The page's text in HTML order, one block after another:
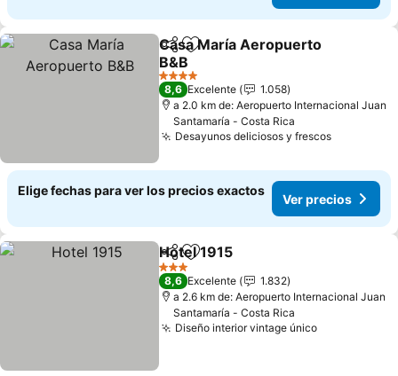
CompartirAgregar a favoritos
Casa María Aeropuerto
B&B
Ver precios
4 Estrellas
8,6 Excelente
1.058
a 2.0 km de: Aeropuerto Internacional Juan
Santamaría - Costa Rica
Desayunos deliciosos y frescosVer
Elige fechas para ver los precios exactos
Ver precios
CompartirAgregar a favoritos
Hotel 1915
3 Estrellas
8,6 Excelente
1.832
a 2.6 km de: Aeropuerto Internacional Juan
Santamaría - Costa Rica
Diseño interior vintage únicoVer precios